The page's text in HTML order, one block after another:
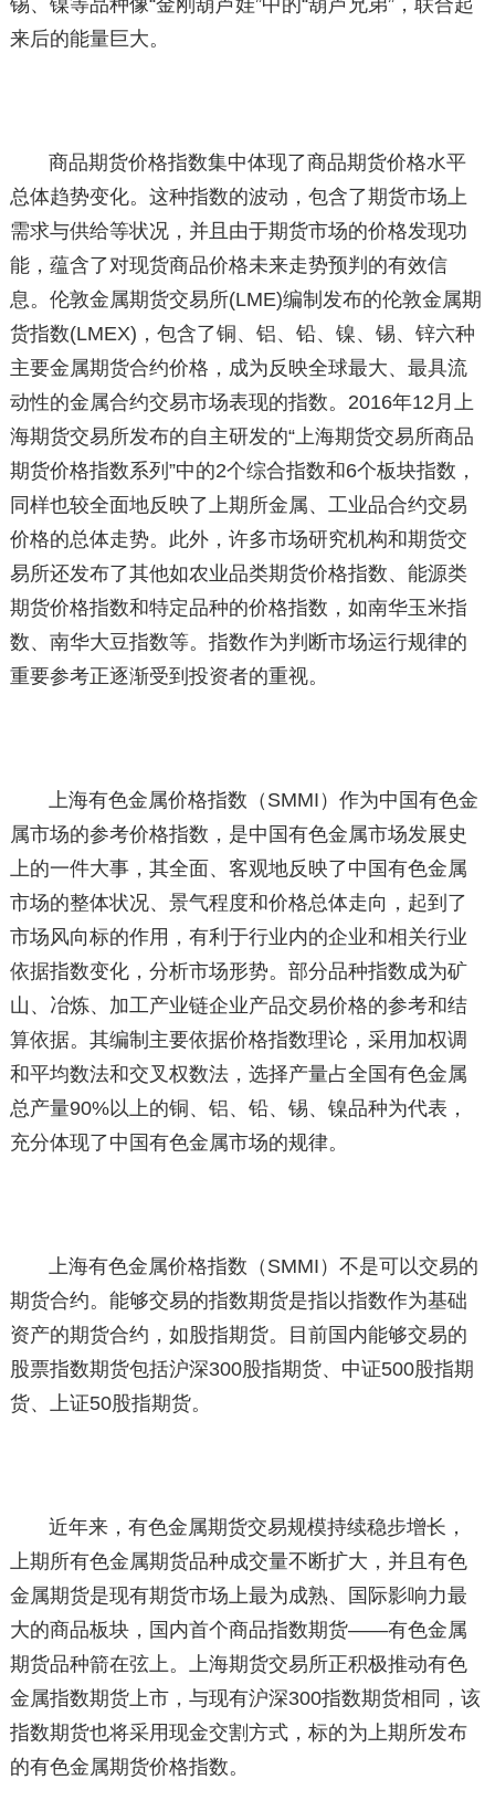
来后的能量巨大。
商品期货价格指数集中体现了商品期货价格水平
总体趋势变化。这种指数的波动，包含了期货市场上
需求与供给等状况，并且由于期货市场的价格发现功
能，蕴含了对现货商品价格未来走势预判的有效信
息。伦敦金属期货交易所(LME)编制发布的伦敦金属期
货指数(LMEX)，包含了铜、铝、铅、镍、锡、锌六种
主要金属期货合约价格，成为反映全球最大、最具流
动性的金属合约交易市场表现的指数。2016年12月上
海期货交易所发布的自主研发的“上海期货交易所商品
期货价格指数系列”中的2个综合指数和6个板块指数，
同样也较全面地反映了上期所金属、工业品合约交易
价格的总体走势。此外，许多市场研究机构和期货交
易所还发布了其他如农业品类期货价格指数、能源类
期货价格指数和特定品种的价格指数，如南华玉米指
数、南华大豆指数等。指数作为判断市场运行规律的
重要参考正逐渐受到投资者的重视。
上海有色金属价格指数（SMMI）作为中国有色金
属市场的参考价格指数，是中国有色金属市场发展史
上的一件大事，其全面、客观地反映了中国有色金属
市场的整体状况、景气程度和价格总体走向，起到了
市场风向标的作用，有利于行业内的企业和相关行业
依据指数变化，分析市场形势。部分品种指数成为矿
山、冶炼、加工产业链企业产品交易价格的参考和结
算依据。其编制主要依据价格指数理论，采用加权调
和平均数法和交叉权数法，选择产量占全国有色金属
总产量90%以上的铜、铝、铅、锡、镍品种为代表，
充分体现了中国有色金属市场的规律。
上海有色金属价格指数（SMMI）不是可以交易的
期货合约。能够交易的指数期货是指以指数作为基础
资产的期货合约，如股指期货。目前国内能够交易的
股票指数期货包括沪深300股指期货、中证500股指期
货、上证50股指期货。
近年来，有色金属期货交易规模持续稳步增长，
上期所有色金属期货品种成交量不断扩大，并且有色
金属期货是现有期货市场上最为成熟、国际影响力最
大的商品板块，国内首个商品指数期货——有色金属
期货品种箭在弦上。上海期货交易所正积极推动有色
金属指数期货上市，与现有沪深300指数期货相同，该
指数期货也将采用现金交割方式，标的为上期所发布
的有色金属期货价格指数。